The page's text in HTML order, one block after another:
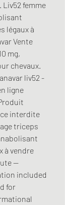
Liv52 femme
légaux à
Vente
mg,
chevaux.
liv52 -
ligne
interdite
triceps
à vendre
--
included
for